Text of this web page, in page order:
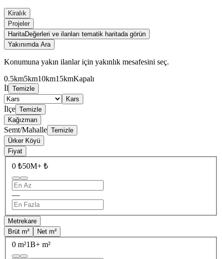
Kiralık
Projeler
HaritaDeğerleri ve ilanları tematik haritada görün
Yakınımda Ara
Konumuna yakın ilanlar için yakınlık mesafesini seç.
0.5km5km10km15kmKapalı
İl Temizle
Kars
İlçe Temizle
Kağızman
Semt/Mahalle Temizle
Ürker Köyü
Fiyat
0 ₺50M+ ₺
—
Metrekare
Brüt m²
Net m²
0 m²1B+ m²